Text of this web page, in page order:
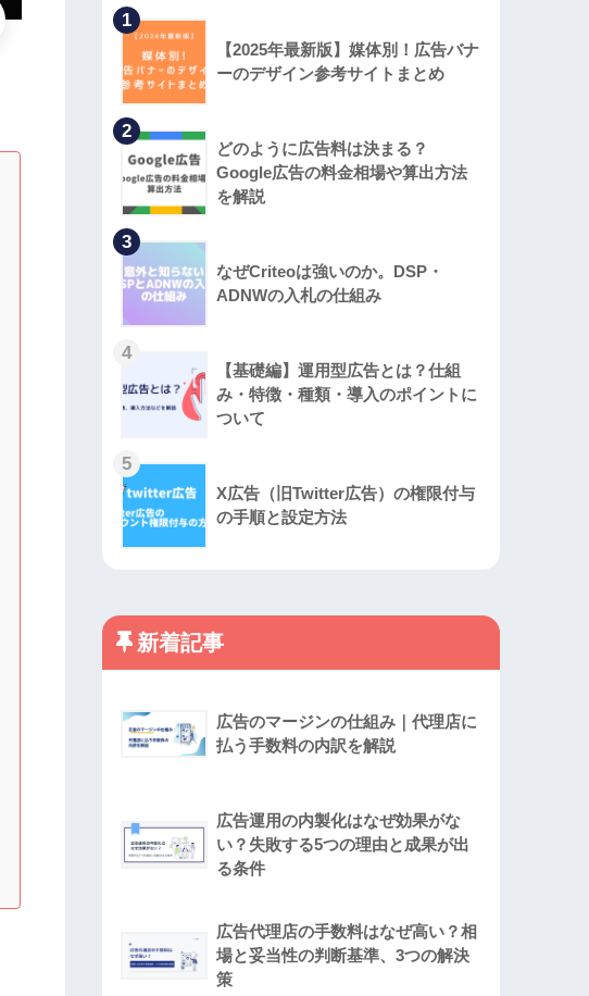
1
【2025年最新版】媒体別！広告バナ
ーのデザイン参考サイトまとめ
2
どのように広告料は決まる？
Google広告の料金相場や算出方法
を解説
3
なぜCriteoは強いのか。DSP・
ADNWの入札の仕組み
4
【基礎編】運用型広告とは？仕組
み・特徴・種類・導入のポイントに
ついて
5
X広告（旧Twitter広告）の権限付与
の手順と設定方法
新着記事
広告のマージンの仕組み｜代理店に
払う手数料の内訳を解説
広告運用の内製化はなぜ効果がな
い？失敗する5つの理由と成果が出
る条件
広告代理店の手数料はなぜ高い？相
場と妥当性の判断基準、3つの解決
策